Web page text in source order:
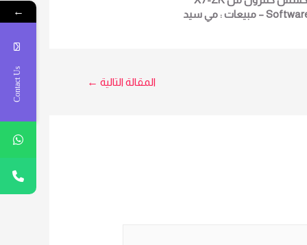
Software – مبيعات : مي سيد
المقالة التالية ←
←
Contact Us